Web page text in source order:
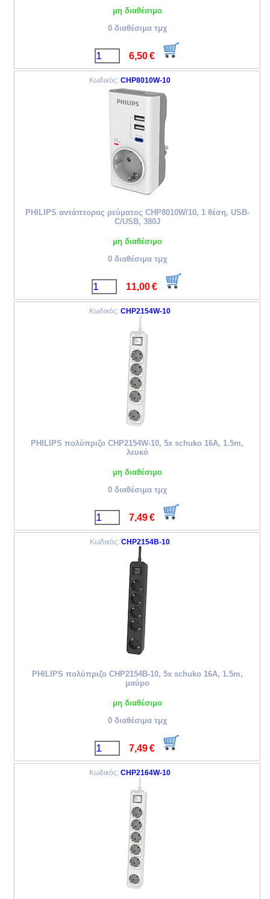
μη διαθέσιμο
0 διαθέσιμα τμχ
6,50 €
Κωδικός: CHP8010W-10
PHILIPS αντάπτορας ρεύματος CHP8010W/10, 1 θέση, USB-
C/USB, 380J
μη διαθέσιμο
0 διαθέσιμα τμχ
11,00€
Κωδικός: CHP2154W-10
PHILIPS πολύπριζο CHP2154W-10, 5x schuko 16A, 1.5m,
λευκό
μη διαθέσιμο
0 διαθέσιμα τμχ
7,49 €
Κωδικός: CHP2154B-10
PHILIPS πολύπριζο CHP2154B-10, 5x schuko 16A, 1.5m,
μαύρο
μη διαθέσιμο
0 διαθέσιμα τμχ
7,49 €
Κωδικός: CHP2164W-10